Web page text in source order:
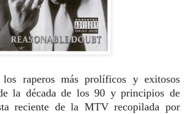
raperos más prolíficos y exitosos
la década de los 90 y principios de
reciente de la MTV recopilada por